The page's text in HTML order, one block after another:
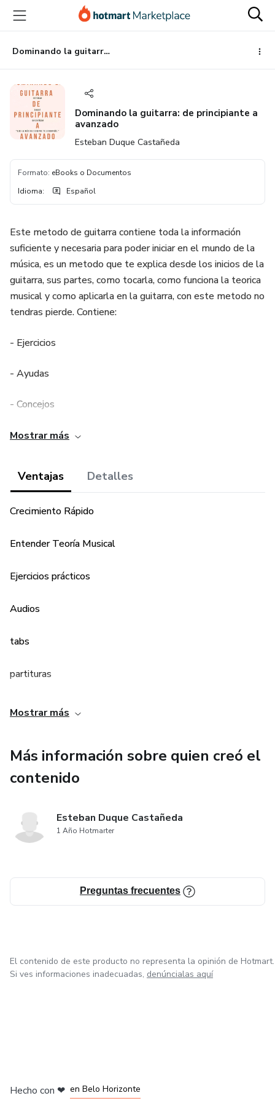
principal
página
de
página
Dominando la guitarra: de principiante a avanzado
Dominando la guitarra: de principiante a
avanzado
Esteban Duque Castañeda
Formato: eBooks o Documentos
Idioma: Español
Este metodo de guitarra contiene toda la información
suficiente y necesaria para poder iniciar en el mundo de la
música, es un metodo que te explica desde los inicios de la
guitarra, sus partes, como tocarla, como funciona la teorica
musical y como aplicarla en la guitarra, con este metodo no
tendras pierde. Contiene:
- Ejercicios
- Ayudas
- Concejos
- Teoria
Te lo recomiendo por completo.
Mostrar más
Ventajas Detalles
Crecimiento Rápido
Entender Teoría Musical
Ejercicios prácticos
Audios
tabs
partituras
Mostrar más
Más información sobre quien creó el
contenido
Esteban Duque Castañeda
1 Año Hotmarter
Preguntas frecuentes
El contenido de este producto no representa la opinión de Hotmart.
Si ves informaciones inadecuadas, denúncialas aquí
Hecho con ❤ en Belo Horizonte